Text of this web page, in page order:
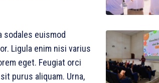
sodales euismod
Ligula enim nisi varius
eget. Feugiat orci
purus aliquam. Urna,